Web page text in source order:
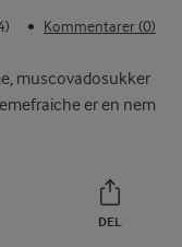
• Kommentarer (0)
muscovadosukker
er en nem
DEL